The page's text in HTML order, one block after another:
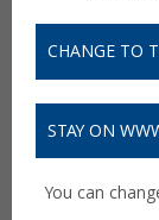
33 cm
CHANGE TO
STAY ON
You can